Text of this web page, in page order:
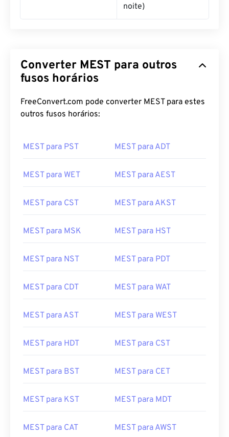
noite)
Converter MEST para outros
fusos horários
FreeConvert.com pode converter MEST para estes
outros fusos horários:
MEST para PST MEST para ADT
MEST para WET MEST para AEST
MEST para CST MEST para AKST
MEST para MSK MEST para HST
MEST para NST MEST para PDT
MEST para CDT MEST para WAT
MEST para AST MEST para WEST
MEST para HDT MEST para CST
MEST para BST MEST para CET
MEST para KST MEST para MDT
MEST para CAT MEST para AWST